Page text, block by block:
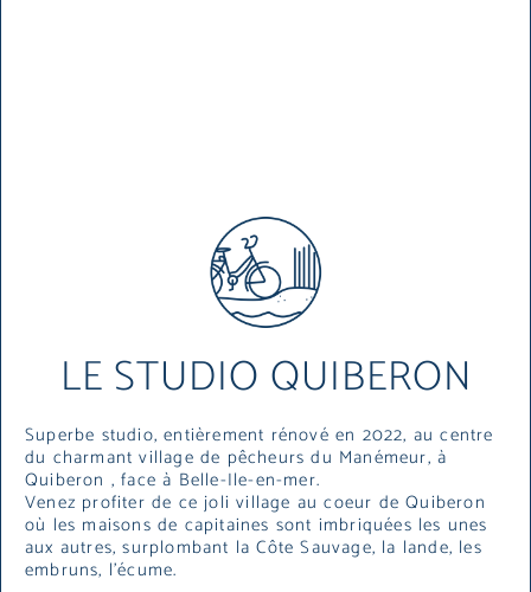
LE STUDIO QUIBERON
Superbe studio, entièrement rénové en 2022, au centre
du charmant village de pêcheurs du Manémeur, à
Quiberon , face à Belle-Ile-en-mer.
Venez profiter de ce joli village au coeur de Quiberon
où les maisons de capitaines sont imbriquées les unes
aux autres, surplombant la Côte Sauvage, la lande, les
embruns, l’écume.